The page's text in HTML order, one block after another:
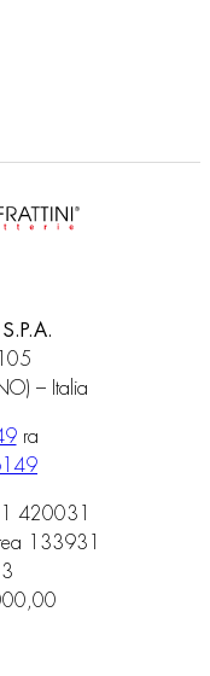
S.P.A.
– Italia
ra
420031
133931